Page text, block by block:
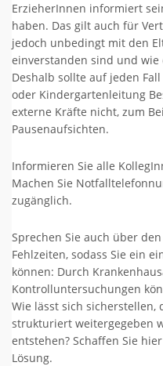
ErzieherInnen informiert
haben. Das gilt auch für
jedoch unbedingt mit den
einverstanden sind und
Deshalb sollte auf jeden
oder Kindergartenleitung
externe Kräfte nicht, zum
Pausenaufsichten.
Informieren Sie alle
Machen Sie
zugänglich.
Sprechen Sie auch über
Fehlzeiten, sodass Sie ein
können: Durch
Kontrolluntersuchungen
Wie lässt sich
strukturiert weitergegeben
entstehen? Schaffen Sie
Lösung.